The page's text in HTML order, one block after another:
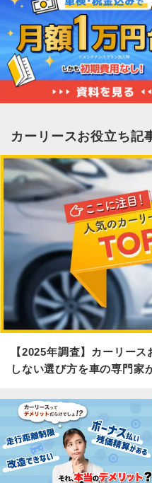
カーリースお役立ち記
【2025年調査】カーリー
しない選び方を車の専門家